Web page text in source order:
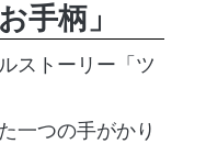
手柄」
ストーリー「ツ
一つの手がかり